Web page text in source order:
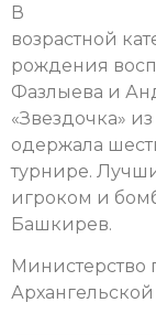
В
возрастной
рождения
Фазлыева и
«Звездочка»
одержала
турнире.
игроком и
Башкирев.
Министерство
Архангельской